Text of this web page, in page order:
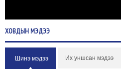
ХОВДЫНМЭДЭЭ
Шинэ мэдээ Их уншсан мэдээ